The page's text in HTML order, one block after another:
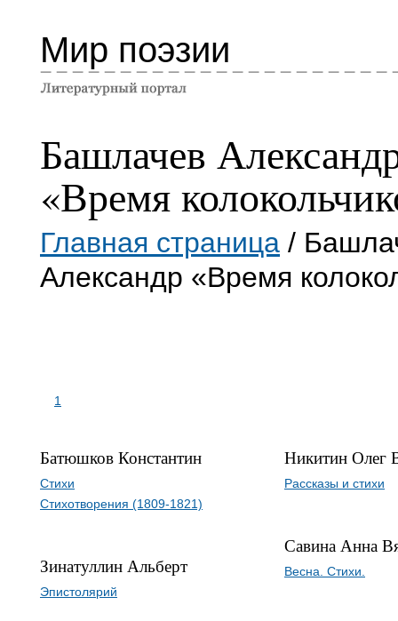
Мир поэзии
Башлачев
«Время
Главная страница /
Александр «Время
1
Батюшков Константин
Стихи
Стихотворения (1809-1821)
Зинатуллин Альберт
Эпистолярий
Никитин Олег
Рассказы и стихи
Савина Анна
Весна. Стихи.